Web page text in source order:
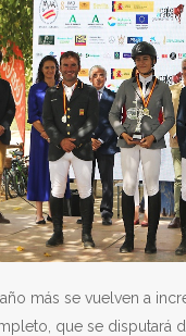
más se vuelven a
que se disputará